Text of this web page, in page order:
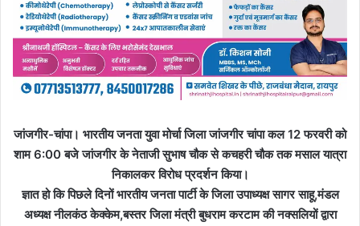
जांजगीर-चांपा। भारतीय जनता युवा मोर्चा जिला जांजगीर चांपा कल 12 फरवरी को
शाम 6:00 बजे जांजगीर के नेताजी सुभाष चौक से कचहरी चौक तक मसाल यात्रा
निकालकर विरोध प्रदर्शन किया।
ज्ञात हो कि पिछले दिनों भारतीय जनता पार्टी के जिला उपाध्यक्ष सागर साहू,मंडल
अध्यक्ष नीलकंठ केक्केम,बस्तर जिला मंत्री बुधराम करटाम की नक्सलियों द्वारा